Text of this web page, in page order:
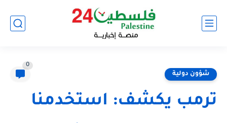
شؤون دولية
0
ترمب يكشف: استخدمنا